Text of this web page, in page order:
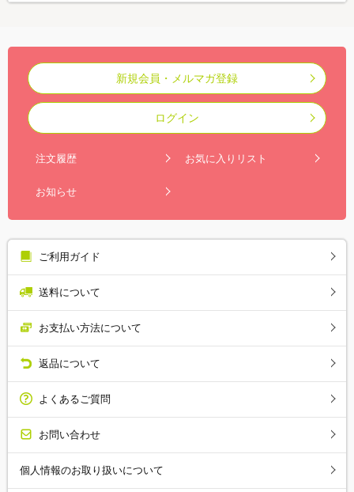
新規会員・メルマガ登録
ログイン
注文履歴 お気に入りリスト
お知らせ
ご利用ガイド
送料について
お支払い方法について
返品について
よくあるご質問
お問い合わせ
個人情報のお取り扱いについて